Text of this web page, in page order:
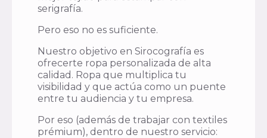
serigrafía.
Pero eso no es suficiente.
Nuestro objetivo en Sirocografía es
ofrecerte ropa personalizada de alta
calidad. Ropa que multiplica tu
visibilidad y que actúa como un puente
entre tu audiencia y tu empresa.
Por eso (además de trabajar con textiles
prémium), dentro de nuestro servicio: